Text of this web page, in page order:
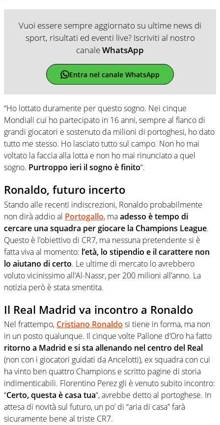
Vuoi essere sempre aggiornato su ultime news di
sport, risultati ed eventi live? Iscriviti al nostro
canaleWhatsApp
Entra nel canale WhatsApp
“Ho lottato duramente per questo sogno. Nei cinque
Mondiali cui ho partecipato in 16 anni, sempre al fianco di
grandi giocatori e sostenuto da milioni di portoghesi, ho dato
tutto me stesso. Ho lasciato tutto sul campo. Non ho mai
voltato la faccia alla lotta e non ho mai rinunciato a quel
sogno. Purtroppo ieri il sogno è finito“.
Ronaldo, futuro incerto
Stando alle recenti indiscrezioni, Ronaldo probabilmente
non dirà addio al Portogallo, maadesso è tempo di
cercare una squadra per giocare la Champions League.
Questo è l’obiettivo di CR7, ma nessuna pretendente si è
fatta viva al momento: l’età, lo stipendio e il carattere non
lo aiutano di certo. Le ultime di mercato lo avrebbero
voluto vicinissimo all’Al-Nassr, per 200 milioni all’anno. La
notizia però è stata smentita.
Il Real Madrid va incontro a Ronaldo
Nel frattempo, Cristiano Ronaldo si tiene in forma, ma non
in un posto qualunque. Il cinque volte Pallone d’Oro ha fatto
ritorno a Madrid e si sta allenando nel centro del Real
(non con i giocatori guidati da Ancelotti), ex squadra con cui
ha vinto ben quattro Champions e scritto pagine di storia
indimenticabili. Florentino Perez gli è venuto subito incontro:
“Certo, questa è casa tua“, avrebbe detto al portoghese. In
attesa di novità sul futuro, un po’ di “aria di casa” farà
sicuramente bene al triste CR7.